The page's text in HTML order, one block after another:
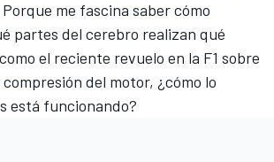
me fascina saber cómo
partes del cerebro realizan qué
el reciente revuelo en la F1 sobre
del motor, ¿cómo lo
está funcionando?